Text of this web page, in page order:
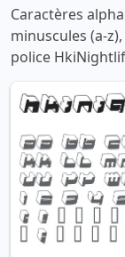
Caractères
minuscules (a-
police